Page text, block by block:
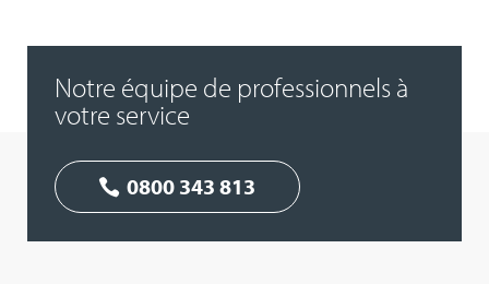
Notre équipe de professionnels à
votre service
0800 343 813